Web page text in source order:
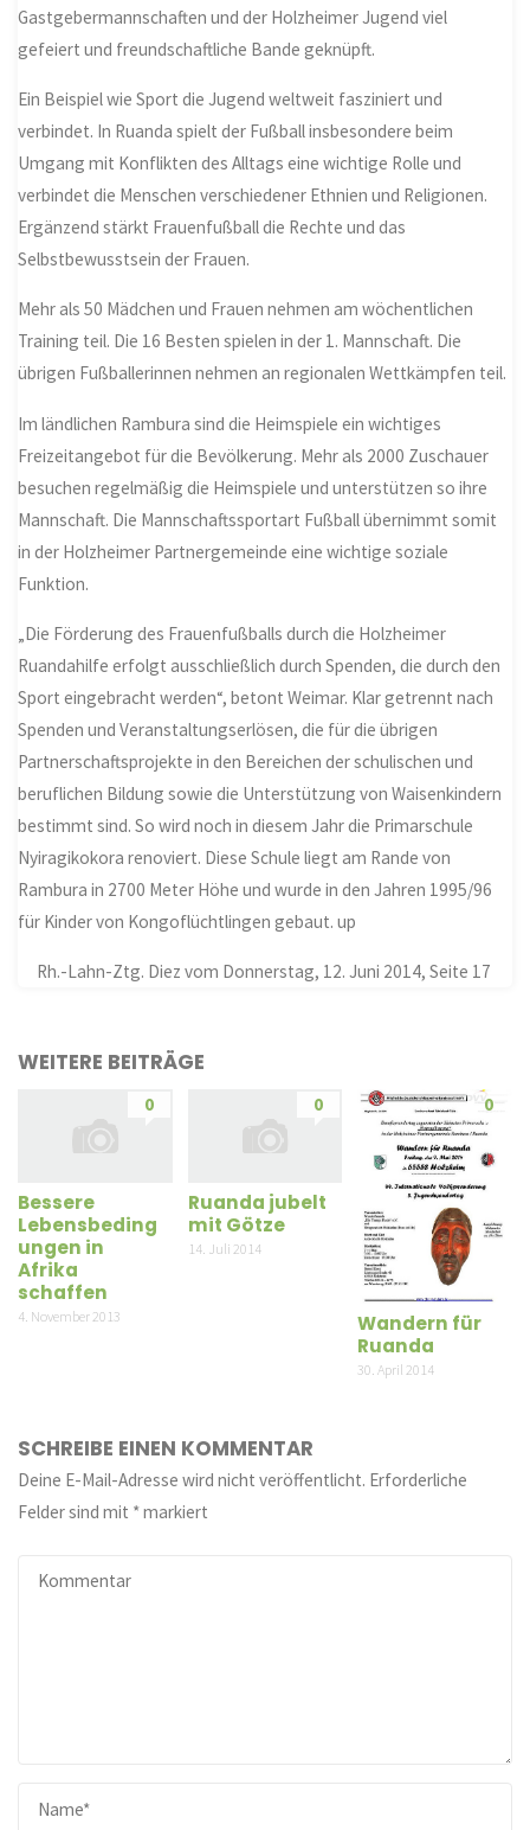
Gastgebermannschaften und der Holzheimer Jugend viel
gefeiert und freundschaftliche Bande geknüpft.
Ein Beispiel wie Sport die Jugend weltweit fasziniert und
verbindet. In Ruanda spielt der Fußball insbesondere beim
Umgang mit Konflikten des Alltags eine wichtige Rolle und
verbindet die Menschen verschiedener Ethnien und Religionen.
Ergänzend stärkt Frauenfußball die Rechte und das
Selbstbewusstsein der Frauen.
Mehr als 50 Mädchen und Frauen nehmen am wöchentlichen
Training teil. Die 16 Besten spielen in der 1. Mannschaft. Die
übrigen Fußballerinnen nehmen an regionalen Wettkämpfen teil.
Im ländlichen Rambura sind die Heimspiele ein wichtiges
Freizeitangebot für die Bevölkerung. Mehr als 2000 Zuschauer
besuchen regelmäßig die Heimspiele und unterstützen so ihre
Mannschaft. Die Mannschaftssportart Fußball übernimmt somit
in der Holzheimer Partnergemeinde eine wichtige soziale
Funktion.
„Die Förderung des Frauenfußballs durch die Holzheimer
Ruandahilfe erfolgt ausschließlich durch Spenden, die durch den
Sport eingebracht werden“, betont Weimar. Klar getrennt nach
Spenden und Veranstaltungserlösen, die für die übrigen
Partnerschaftsprojekte in den Bereichen der schulischen und
beruflichen Bildung sowie die Unterstützung von Waisenkindern
bestimmt sind. So wird noch in diesem Jahr die Primarschule
Nyiragikokora renoviert. Diese Schule liegt am Rande von
Rambura in 2700 Meter Höhe und wurde in den Jahren 1995/96
für Kinder von Kongoflüchtlingen gebaut. up
Rh.-Lahn-Ztg. Diez vom Donnerstag, 12. Juni 2014, Seite 17
WEITERE BEITRÄGE
0
Bessere
Lebensbeding
ungen in
Afrika
schaffen
4. November 2013
0
Ruanda jubelt
mit Götze
14. Juli 2014
0
Wandern für
Ruanda
30. April 2014
SCHREIBE EINEN KOMMENTAR
Deine E-Mail-Adresse wird nicht veröffentlicht. Erforderliche
Felder sind mit *markiert